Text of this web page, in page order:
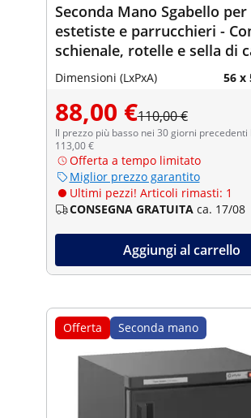
Seconda Mano Sgabello per
estetiste e parrucchieri -
schienale, rotelle e sella di
500 - 700 mm - 150 kg -
Dimensioni (LxPxA) 56 x
88,00 €110,00 €
Il prezzo più basso nei 30 giorni precedenti
113,00 €
Offerta a tempo limitato
Miglior prezzo garantito
Ultimi pezzi! Articoli rimasti: 1
CONSEGNA GRATUITA ca. 17/08
Aggiungi al carrello
Offerta Seconda mano